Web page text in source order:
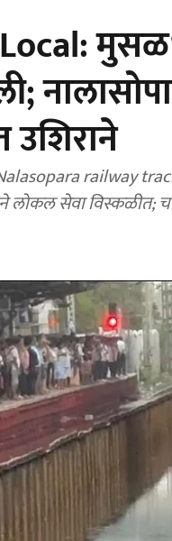
उशिराने
railway
लोकल सेवा विस्कळीत;